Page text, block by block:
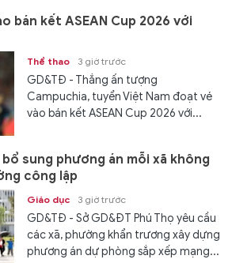
bán kết ASEAN Cup 2026 với
Thể thao 3 giờ trước
GD&TĐ - Thắng ấn tượng
Campuchia, tuyển Việt Nam đoạt vé
vào bán kết ASEAN Cup 2026 với...
sung phương án mỗi xã không
công lập
Giáo dục 3 giờ trước
GD&TĐ - Sở GD&ĐT Phú Thọ yêu cầu
các xã, phường khẩn trương xây dựng
phương án dự phòng sắp xếp mạng...